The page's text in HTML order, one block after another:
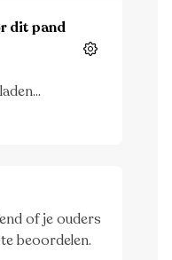
dit pand
Instellingen
of je ouders
beoordelen.